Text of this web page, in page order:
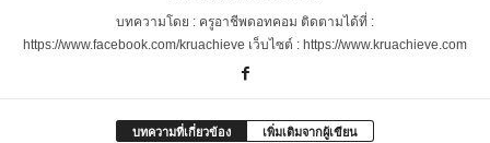
บทความโดย : ครูอาชีพดอทคอม ติดตามได้ที่ :
https://www.facebook.com/kruachieve เว็บไซต์ : https://www.kruachieve.com
บทความที่เกี่ยวข้อง เพิ่มเติมจากผู้เขียน